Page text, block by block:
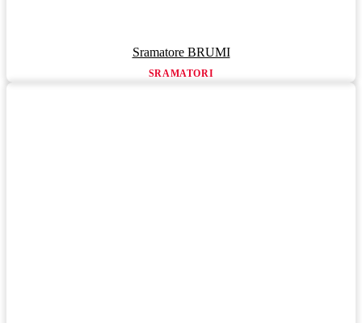
Sramatore BRUMI
SRAMATORI